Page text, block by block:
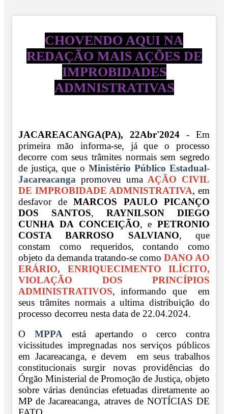
CHOVENDO AQUI NA
REDAÇÃO MAIS AÇÕES DE
IMPROBIDADES
ADMNISTRATIVAS
JACAREACANGA(PA), 22Abr'2024 - Em
primeira mão informa-se, já que o processo
decorre com seus trâmites normais sem segredo
de justiça, que o Ministério Público Estadual-
Jacareacanga promoveu umaAÇÃO CIVIL
DE IMPROBIDADE ADMNISTRATIVA, em
desfavor deMARCOS PAULO PICANÇO
DOS SANTOS, RAYNILSON DIEGO
CUNHA DA CONCEIÇÃO, e PETRONIO
COSTA BARROSO SALVIANO, que
constam como requeridos, contando como
objeto da demanda tratando-se como DANO AO
ERÁRIO, ENRIQUECIMENTO ILÍCITO,
VIOLAÇÃO DOS PRINCÍPIOS
ADMINISTRATIVOS, informando que em
seus trâmites normais a ultima distribuição do
processo decorreu nesta data de 22.04.2024.
O MPPA está apertando o cerco contra
vicissitudes impregnadas nos serviços públicos
em Jacareacanga, e devem em seus trabalhos
constitucionais surgir novas providências do
Órgão Ministerial de Promoção de Justiça, objeto
sobre várias denúncias efetuadas diretamente ao
MP de Jacareacanga, atraves de NOTÍCIAS DE